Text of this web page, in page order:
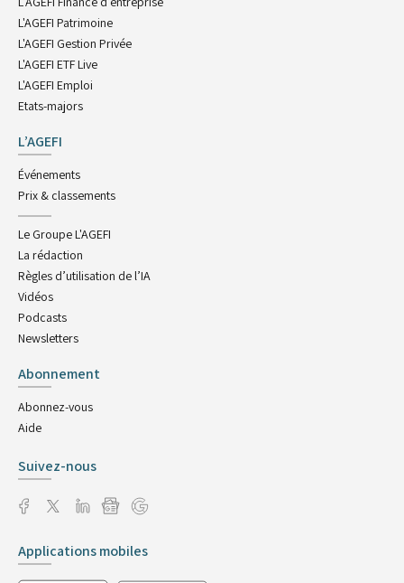
L'AGEFI Patrimoine
L'AGEFI Gestion Privée
L'AGEFI ETF Live
L'AGEFI Emploi
Etats-majors
L’AGEFI
Événements
Prix & classements
Le Groupe L'AGEFI
La rédaction
Règles d’utilisation de l’IA
Vidéos
Podcasts
Newsletters
Abonnement
Abonnez-vous
Aide
Suivez-nous
Applications mobiles